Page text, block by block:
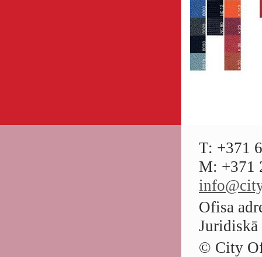
T: +371
M: +371
Ofisa
Juridiskā
© City